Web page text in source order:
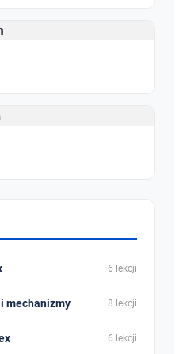
6 lekcji
mechanizmy 8 lekcji
6 lekcji